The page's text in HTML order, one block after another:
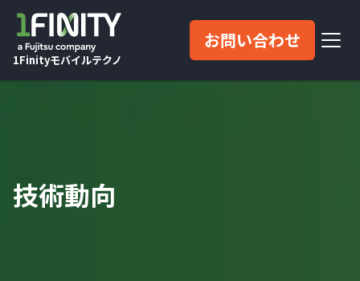
1Finityモバイルテクノ
お問い合わせ
技術動向